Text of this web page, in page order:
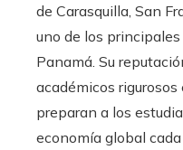
de Carasquilla, San
uno de los
Panamá. Su
académicos
preparan a los
economía global